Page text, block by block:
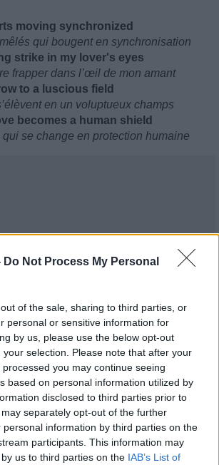
Do Not Process My Personal
of the sale, sharing to third parties, or
personal or sensitive information for
by us, please use the below opt-out
selection. Please note that after your
you may continue seeing
based on personal information utilized by
disclosed to third parties prior to
separately opt-out of the further
personal information by third parties on the
participants. This information may
us to third parties on the IAB’s List of
moving synchronized
qui bougent en synchronisation
strike in my lover's eyes
frapper dans l’œil de mon amant
to a luscious field
en un voluptueux champs
becomes a human shield
qui se change en protection humaine
13093 3 4 6 le 2 novembre